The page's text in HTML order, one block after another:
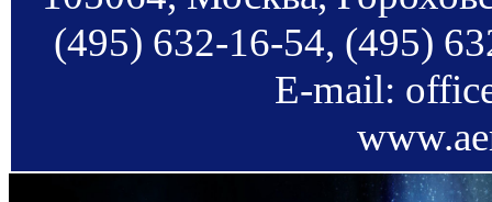
(495) 632-16-54, (495)
E-mail: